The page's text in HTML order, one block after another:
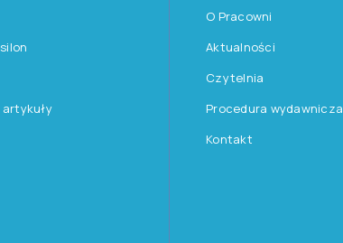
artykuły
O Pracowni
Aktualności
Czytelnia
Procedura wydawnicza
Kontakt